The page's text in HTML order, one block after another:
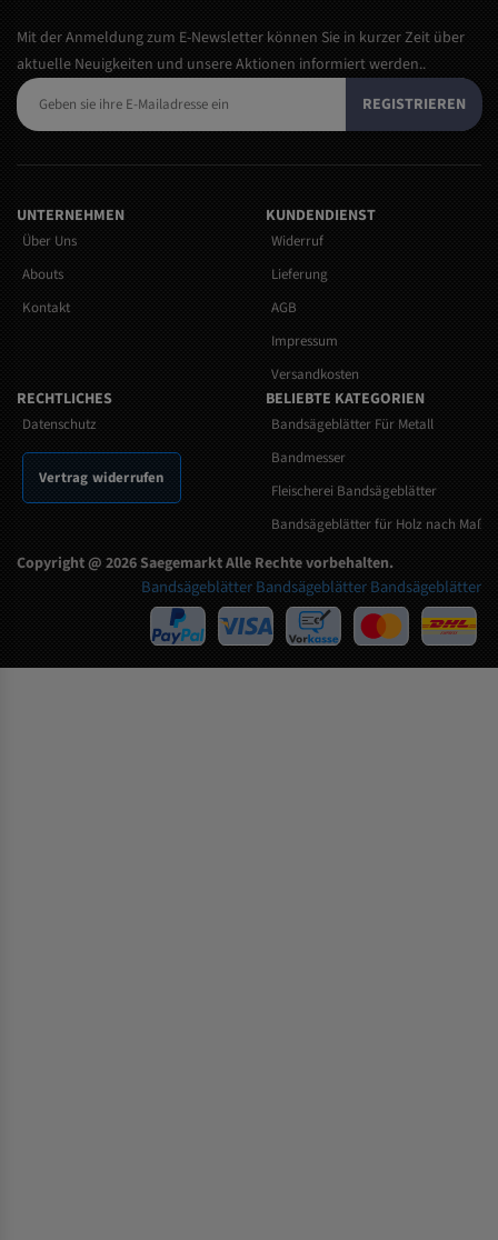
Mit der Anmeldung zum E-Newsletter können Sie in kurzer Zeit über
aktuelle Neuigkeiten und unsere Aktionen informiert werden..
REGISTRIEREN
UNTERNEHMEN
Über Uns
Abouts
Kontakt
KUNDENDIENST
Widerruf
Lieferung
AGB
Impressum
Versandkosten
RECHTLICHES
Datenschutz
Vertrag widerrufen
BELIEBTE KATEGORIEN
Bandsägeblätter Für Metall
Bandmesser
Fleischerei Bandsägeblätter
Bandsägeblätter für Holz nach Maß
Copyright @ 2026 Saegemarkt Alle Rechte vorbehalten.
BandsägeblätterBandsägeblätterBandsägeblätter